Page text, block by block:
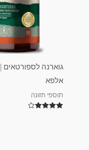
אלפא
תוספי תזונה